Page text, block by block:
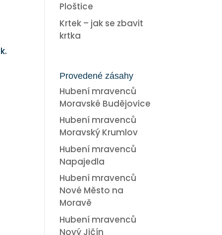
Ploštice
Krtek – jak se zbavit
krtka
Provedené zásahy
Hubení mravenců
Moravské Budějovice
Hubení mravenců
Moravský Krumlov
Hubení mravenců
Napajedla
Hubení mravenců
Nové Město na
Moravě
Hubení mravenců
Nový Jičín